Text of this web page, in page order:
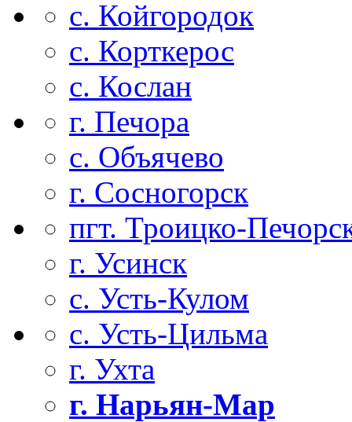
с. Койгородок
с. Корткерос
с. Кослан
г. Печора
с. Объячево
г. Сосногорск
пгт. Троицко-
г. Усинск
с. Усть-Кулом
с. Усть-Цильма
г. Ухта
г. Нарьян-Мар